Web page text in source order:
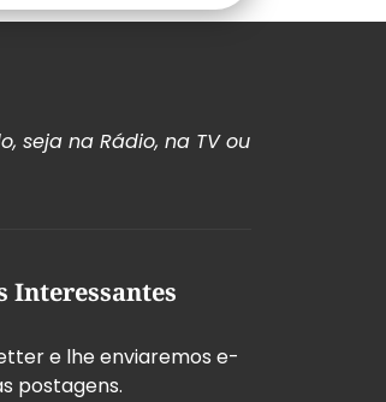
seja na Rádio, na TV ou
Interessantes
e lhe enviaremos e-
postagens.